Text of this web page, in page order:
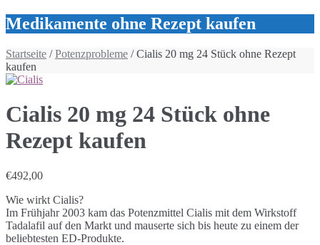
Medikamente ohne Rezept kaufen
Startseite /Potenzprobleme / Cialis 20 mg 24 Stück ohne Rezept
kaufen
Cialis 20 mg 24 Stück ohne
Rezept kaufen
€492,00
Wie wirkt Cialis?
Im Frühjahr 2003 kam das Potenzmittel Cialis mit dem Wirkstoff
Tadalafil auf den Markt und mauserte sich bis heute zu einem der
beliebtesten ED-Produkte.